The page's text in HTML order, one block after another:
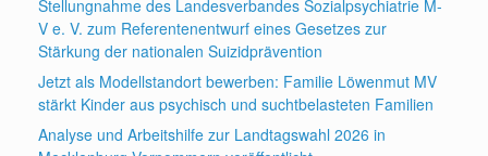
Stellungnahme des Landesverbandes Sozialpsychiatrie M-
V e. V. zum Referentenentwurf eines Gesetzes zur
Stärkung der nationalen Suizidprävention
Jetzt als Modellstandort bewerben: Familie Löwenmut MV
stärkt Kinder aus psychisch und suchtbelasteten Familien
Analyse und Arbeitshilfe zur Landtagswahl 2026 in